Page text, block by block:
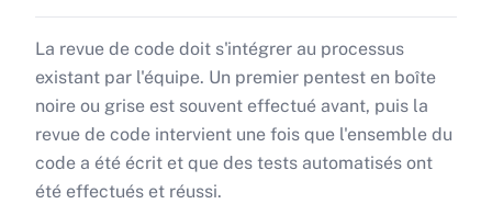
La revue de code doit s'intégrer au processus
existant par l'équipe. Un premier pentest en boîte
noire ou grise est souvent effectué avant, puis la
revue de code intervient une fois que l'ensemble du
code a été écrit et que des tests automatisés ont
été effectués et réussi.